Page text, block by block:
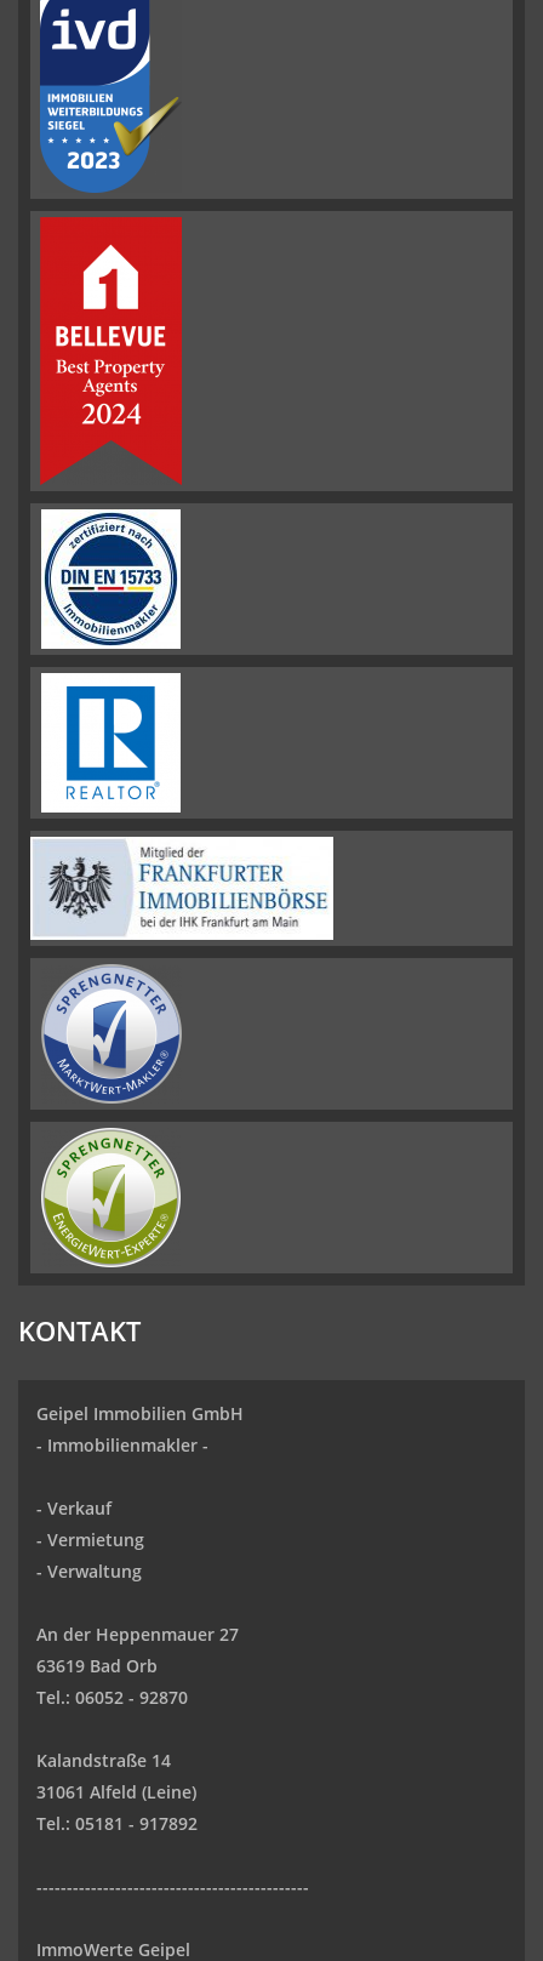
KONTAKT
Geipel Immobilien GmbH
- Immobilienmakler -
- Verkauf
- Vermietung
- Verwaltung
An der Heppenmauer 27
63619 Bad Orb
Tel.: 06052 - 92870
Kalandstraße 14
31061 Alfeld (Leine)
Tel.: 05181 - 917892
---------------------------------------------
ImmoWerte Geipel